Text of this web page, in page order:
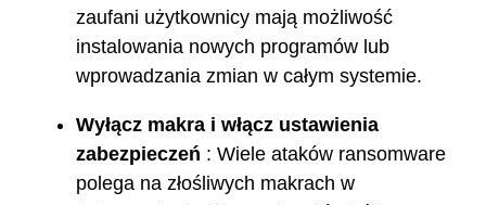
zaufani użytkownicy mają możliwość
instalowania nowych programów lub
wprowadzania zmian w całym systemie.
Wyłącz makra i włącz ustawienia
zabezpieczeń : Wiele ataków ransomware
polega na złośliwych makrach w